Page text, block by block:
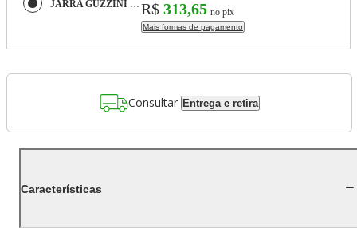
JARRA GUZZINI COM TAMPA EM ACRÍLICO VANITY TERRA 1,7L MAUVE 131200TE280 R$ 313,65 no pix
Mais formas de pagamento
Consultar Entrega e retira
Características